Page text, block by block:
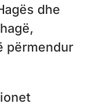
dhe
përmendur